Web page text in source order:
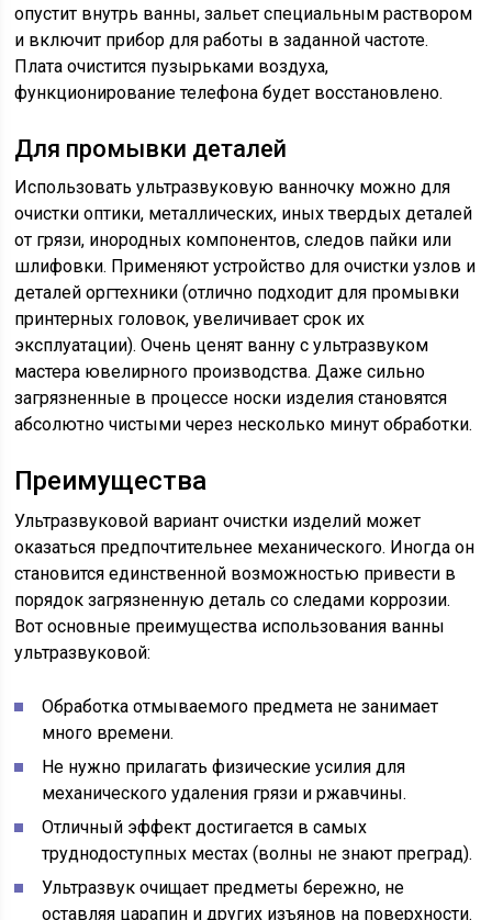
опустит внутрь ванны, зальет специальным раствором
и включит прибор для работы в заданной частоте.
Плата очистится пузырьками воздуха,
функционирование телефона будет восстановлено.
Для промывки деталей
Использовать ультразвуковую ванночку можно для
очистки оптики, металлических, иных твердых деталей
от грязи, инородных компонентов, следов пайки или
шлифовки. Применяют устройство для очистки узлов и
деталей оргтехники (отлично подходит для промывки
принтерных головок, увеличивает срок их
эксплуатации). Очень ценят ванну с ультразвуком
мастера ювелирного производства. Даже сильно
загрязненные в процессе носки изделия становятся
абсолютно чистыми через несколько минут обработки.
Преимущества
Ультразвуковой вариант очистки изделий может
оказаться предпочтительнее механического. Иногда он
становится единственной возможностью привести в
порядок загрязненную деталь со следами коррозии.
Вот основные преимущества использования ванны
ультразвуковой:
Обработка отмываемого предмета не занимает
много времени.
Не нужно прилагать физические усилия для
механического удаления грязи и ржавчины.
Отличный эффект достигается в самых
труднодоступных местах (волны не знают преград).
Ультразвук очищает предметы бережно, не
оставляя царапин и других изъянов на поверхности.